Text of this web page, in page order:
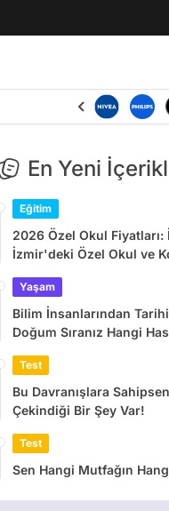
En Yeni
Eğitim
2026 Özel Okul
İzmir'deki Özel Okul ve
Yaşam
Bilim İnsanlarından
Doğum Sıranız Hangi
Test
Bu Davranışlara
Çekindiği Bir Şey Var!
Test
Sen Hangi Mutfağın